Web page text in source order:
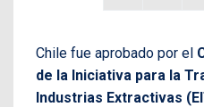
Chile fue aprobado por el
de la Iniciativa para la
Industrias Extractivas